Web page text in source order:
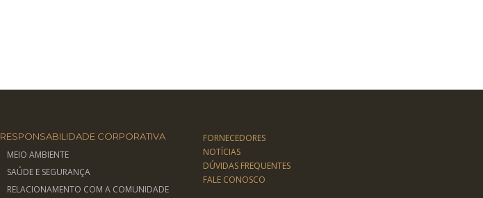
RESPONSABILIDADE CORPORATIVA
MEIO AMBIENTE
SAÚDE E SEGURANÇA
RELACIONAMENTO COM A COMUNIDADE
FORNECEDORES
NOTÍCIAS
DÚVIDAS FREQUENTES
FALE CONOSCO